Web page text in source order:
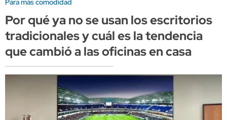
Para más comodidad
Por qué ya no se usan los escritorios
tradicionales y cuál es la tendencia
que cambió a las oficinas en casa